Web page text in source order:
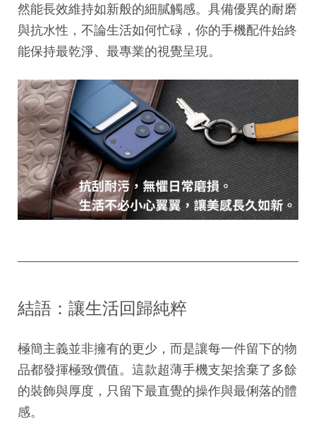
然能長效維持如新般的細膩觸感。具備優異的耐磨
與抗水性，不論生活如何忙碌，你的手機配件始終
能保持最乾淨、最專業的視覺呈現。
結語：讓生活回歸純粹
極簡主義並非擁有的更少，而是讓每一件留下的物
品都發揮極致價值。這款超薄手機支架捨棄了多餘
的裝飾與厚度，只留下最直覺的操作與最俐落的體
感。